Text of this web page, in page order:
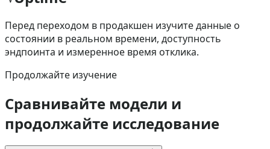
Перед переходом в продакшен изучите данные о
состоянии в реальном времени, доступность
эндпоинта и измеренное время отклика.
Продолжайте изучение
Сравнивайте модели и
продолжайте исследование